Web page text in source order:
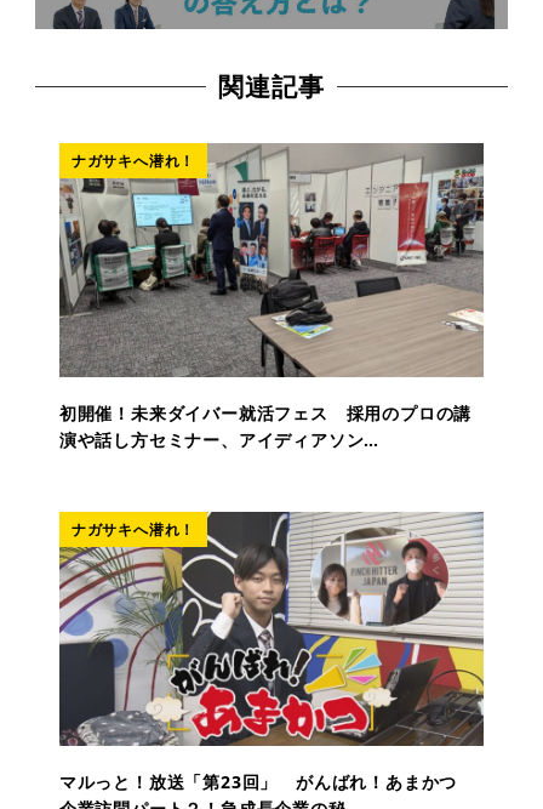
関連記事
ナガサキへ潜れ！
初開催！未来ダイバー就活フェス 採用のプロの講
演や話し方セミナー、アイディアソン…
ナガサキへ潜れ！
マルっと！放送「第23回」 がんばれ！あまかつ